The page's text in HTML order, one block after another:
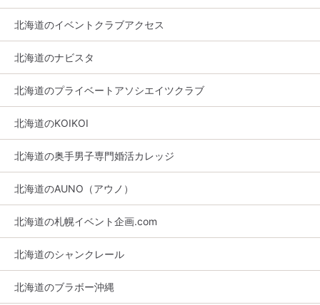
北海道のイベントクラブアクセス
北海道のナビスタ
北海道のプライベートアソシエイツクラブ
北海道のKOIKOI
北海道の奥手男子専門婚活カレッジ
北海道のAUNO（アウノ）
北海道の札幌イベント企画.com
北海道のシャンクレール
北海道のブラボー沖縄